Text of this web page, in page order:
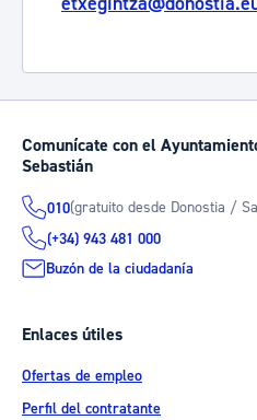
Comunícate con el
Sebastián
010(gratuito desde Donostia /
(+34) 943 481 000
Buzón de la ciudadanía
Enlaces útiles
Ofertas de empleo
Perfil del contratante